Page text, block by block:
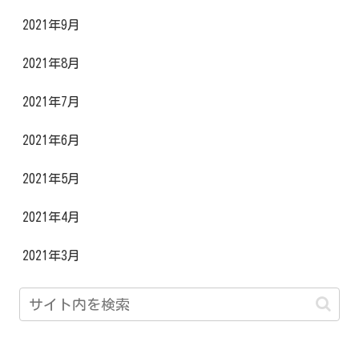
2021年9月
2021年8月
2021年7月
2021年6月
2021年5月
2021年4月
2021年3月